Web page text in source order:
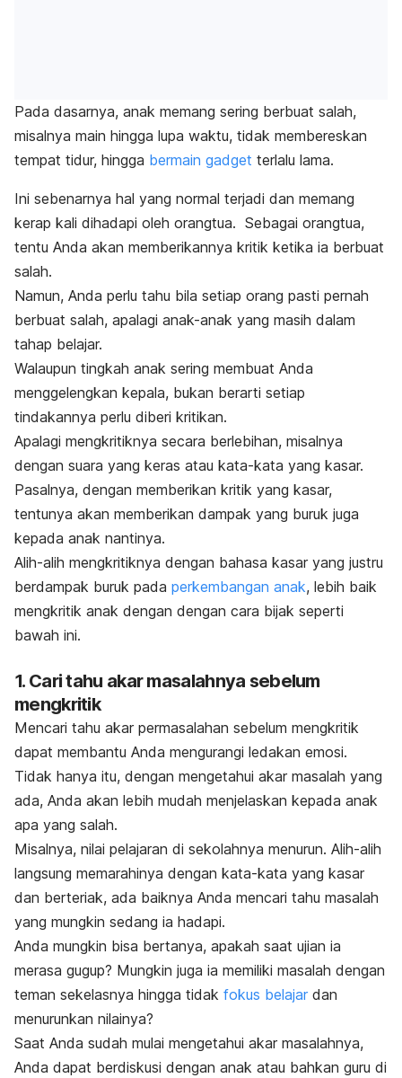
Pada dasarnya, anak memang sering berbuat salah,
misalnya main hingga lupa waktu, tidak membereskan
tempat tidur, hingga bermain gadget terlalu lama.
Ini sebenarnya hal yang normal terjadi dan memang
kerap kali dihadapi oleh orangtua. Sebagai orangtua,
tentu Anda akan memberikannya kritik ketika ia berbuat
salah.
Namun, Anda perlu tahu bila setiap orang pasti pernah
berbuat salah, apalagi anak-anak yang masih dalam
tahap belajar.
Walaupun tingkah anak sering membuat Anda
menggelengkan kepala, bukan berarti setiap
tindakannya perlu diberi kritikan.
Apalagi mengkritiknya secara berlebihan, misalnya
dengan suara yang keras atau kata-kata yang kasar.
Pasalnya, dengan memberikan kritik yang kasar,
tentunya akan memberikan dampak yang buruk juga
kepada anak nantinya.
Alih-alih mengkritiknya dengan bahasa kasar yang justru
berdampak buruk pada perkembangan anak, lebih baik
mengkritik anak dengan dengan cara bijak seperti
bawah ini.
1. Cari tahu akar masalahnya sebelum
mengkritik
Mencari tahu akar permasalahan sebelum mengkritik
dapat membantu Anda mengurangi ledakan emosi.
Tidak hanya itu, dengan mengetahui akar masalah yang
ada, Anda akan lebih mudah menjelaskan kepada anak
apa yang salah.
Misalnya, nilai pelajaran di sekolahnya menurun. Alih-alih
langsung memarahinya dengan kata-kata yang kasar
dan berteriak, ada baiknya Anda mencari tahu masalah
yang mungkin sedang ia hadapi.
Anda mungkin bisa bertanya, apakah saat ujian ia
merasa gugup? Mungkin juga ia memiliki masalah dengan
teman sekelasnya hingga tidak fokus belajar dan
menurunkan nilainya?
Saat Anda sudah mulai mengetahui akar masalahnya,
Anda dapat berdiskusi dengan anak atau bahkan guru di